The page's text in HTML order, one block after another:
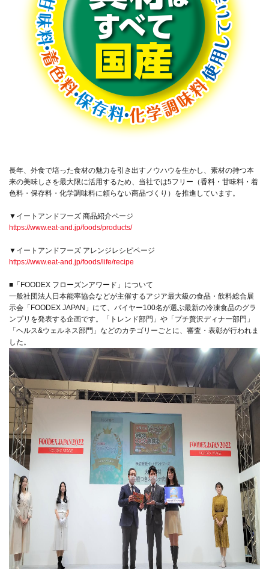
長年、外食で培った食材の魅力を引き出すノウハウを生かし、素材の持つ本
来の美味しさを最大限に活用するため、当社では5フリー（香料・甘味料・着
色料・保存料・化学調味料に頼らない商品づくり）を推進しています。
▼イートアンドフーズ 商品紹介ページ
https://www.eat-and.jp/foods/products/
▼イートアンドフーズ アレンジレシピページ
https://www.eat-and.jp/foods/life/recipe
■「FOODEX フローズンアワード」について
一般社団法人日本能率協会などが主催するアジア最大級の食品・飲料総合展
示会「FOODEX JAPAN」にて、バイヤー100名が選ぶ最新の冷凍食品のグラ
ンプリを発表する企画です。「トレンド部門」や「プチ贅沢ディナー部門」
「ヘルス&ウェルネス部門」などのカテゴリーごとに、審査・表彰が行われま
した。